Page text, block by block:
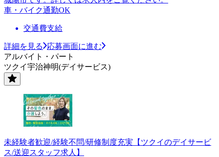
車・バイク通勤OK
交通費支給
詳細を見る
応募画面に進む
アルバイト・パート
ツクイ宇治神明(デイサービス)
未経験者歓迎/経験不問/研修制度充実【ツクイのデイサービ
ス/送迎スタッフ求人】